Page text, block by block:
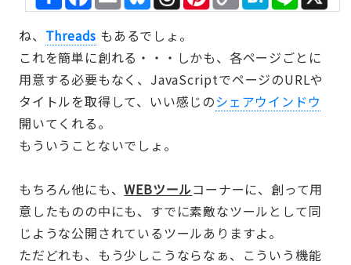
ね、 Threads もあるでしょ。
これを簡単に創れる・・・しかも、各ページごとに
用意する必要もなく、JavaScriptでページのURLや
タイトルを取得して、いい感じのシェアウインドウ
開いてくれる。
もういうことないでしょ。
もちろん他にも、WEBツールコーナーに、創って用
意したものの中にも、すでに素敵なツールとして同
じような公開されているツールありますよ。
ただどれも、もう少しこうならなぁ、こういう機能